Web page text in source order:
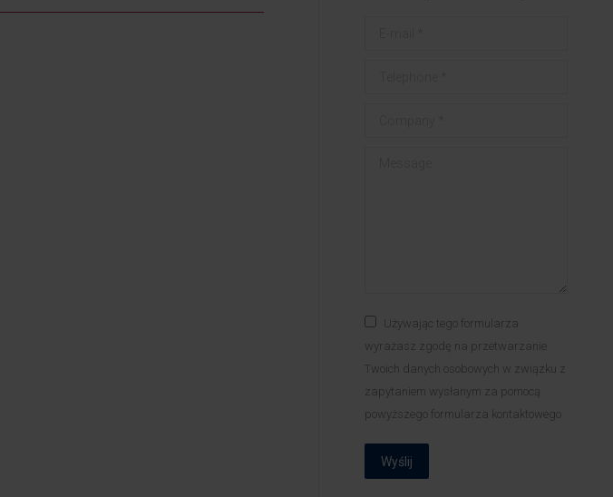
Używając tego formularza
wyrażasz zgodę na przetwarzanie
Twoich danych osobowych w związku z
zapytaniem wysłanym za pomocą
powyższego formularza kontaktowego
Wyślij